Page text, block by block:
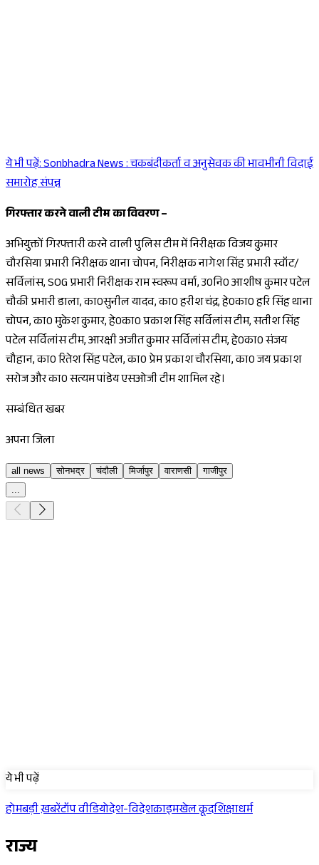
Sponsored
ये भी पढ़ें:Sonbhadra News : चकबंदीकर्ता व अनुसेवक की भावभीनी विदाई
समारोह संपन्न
गिरफ्तार करने वाली टीम का विवरण –
अभियुक्तों गिरफ्तारी करने वाली पुलिस टीम में निरीक्षक विजय कुमार
चौरसिया प्रभारी निरीक्षक थाना चोपन, निरीक्षक नागेश सिंह प्रभारी स्वॉट/
सर्विलांस, SOG प्रभारी निरीक्षक राम स्वरूप वर्मा, उ0नि0 आशीष कुमार पटेल
चौकी प्रभारी डाला, का0सुनील यादव, का0 हरीश चंद्र, हे0का0 हरि सिंह थाना
चोपन, का0 मुकेश कुमार, हे0का0 प्रकाश सिंह सर्विलांस टीम, सतीश सिंह
पटेल सर्विलांस टीम, आरक्षी अजीत कुमार सर्विलांस टीम, हे0का0 संजय
चौहान, का0 रितेश सिंह पटेल, का0 प्रेम प्रकाश चौरसिया, का0 जय प्रकाश
सरोज और का0 सत्यम पांडेय एसओजी टीम शामिल रहे।
सम्बंधित खबर
अपना जिला
all news सोनभद्र चंदौली मिर्जापुर वाराणसी
गाजीपुर
...
ये भी पढ़ें
होमबड़ी ख़बरेंटॉप वीडियोदेश-विदेशक्राइमखेल कूदशिक्षाधर्म
राज्य